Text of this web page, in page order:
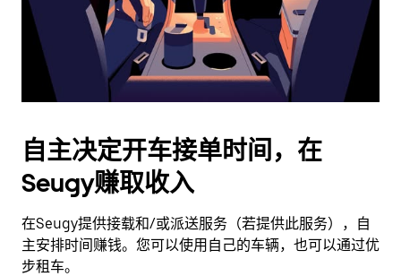
按
退
闭
日
历。
自主决定开车接单时间，在
Seugy赚取收入
在Seugy提供接载和/或派送服务（若提供此服务），自
主安排时间赚钱。您可以使用自己的车辆，也可以通过优
步租车。